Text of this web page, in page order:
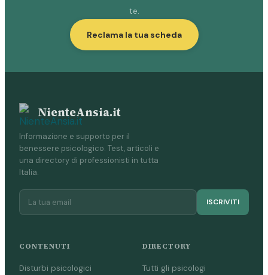
te.
Reclama la tua scheda
NienteAnsia.it
Informazione e supporto per il
benessere psicologico. Test, articoli e
una directory di professionisti in tutta
Italia.
ISCRIVITI
CONTENUTI
Disturbi psicologici
DIRECTORY
Tutti gli psicologi